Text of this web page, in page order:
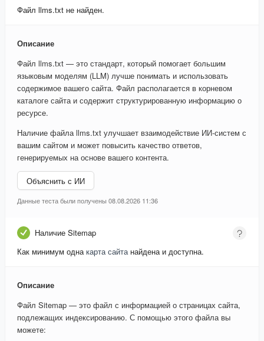
Файл llms.txt не найден.
Описание
Файл llms.txt — это стандарт, который помогает большим
языковым моделям (LLM) лучше понимать и использовать
содержимое вашего сайта. Файл располагается в корневом
каталоге сайта и содержит структурированную информацию о
ресурсе.
Наличие файла llms.txt улучшает взаимодействие ИИ-систем с
вашим сайтом и может повысить качество ответов,
генерируемых на основе вашего контента.
Объяснить с ИИ
Данные теста были получены 08.08.2026 11:36
Наличие Sitemap
Как минимум однакарта сайтанайдена и доступна.
Описание
Файл Sitemap — это файл с информацией о страницах сайта,
подлежащих индексированию. С помощью этого файла вы
можете: